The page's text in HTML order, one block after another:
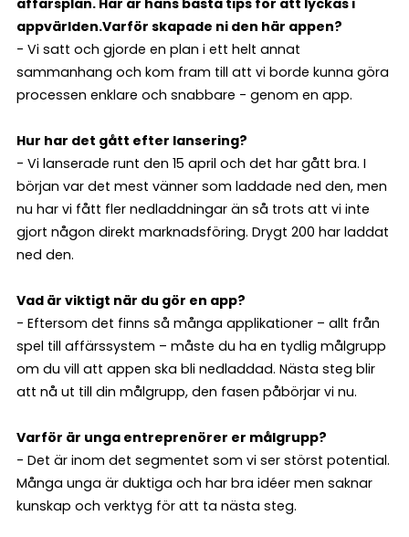
affärsplan. Här är hans bästa tips för att lyckas i
appvärlden.Varför skapade ni den här appen?
- Vi satt och gjorde en plan i ett helt annat
sammanhang och kom fram till att vi borde kunna göra
processen enklare och snabbare - genom en app.
Hur har det gått efter lansering?
- Vi lanserade runt den 15 april och det har gått bra. I
början var det mest vänner som laddade ned den, men
nu har vi fått fler nedladdningar än så trots att vi inte
gjort någon direkt marknadsföring. Drygt 200 har laddat
ned den.
Vad är viktigt när du gör en app?
- Eftersom det finns så många applikationer – allt från
spel till affärssystem – måste du ha en tydlig målgrupp
om du vill att appen ska bli nedladdad. Nästa steg blir
att nå ut till din målgrupp, den fasen påbörjar vi nu.
Varför är unga entreprenörer er målgrupp?
- Det är inom det segmentet som vi ser störst potential.
Många unga är duktiga och har bra idéer men saknar
kunskap och verktyg för att ta nästa steg.